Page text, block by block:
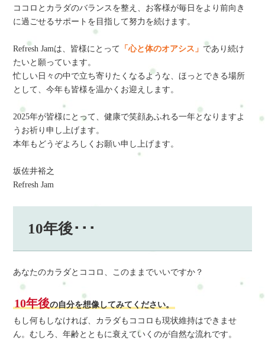
ココロとカラダのバランスを整え、お客様が毎日をより前向き
に過ごせるサポートを目指して努力を続けます。
Refresh Jamは、皆様にとって 「心と体のオアシス」 であり続け
たいと願っています。
忙しい日々の中で立ち寄りたくなるような、ほっとできる場所
として、今年も皆様を温かくお迎えします。
2025年が皆様にとって、健康で笑顔あふれる一年となりますよ
うお祈り申し上げます。
本年もどうぞよろしくお願い申し上げます。
坂佐井裕之
Refresh Jam
10年後･･･
あなたのカラダとココロ、このままでいいですか？
10年後の自分を想像してみてください。
もし何もしなければ、カラダもココロも現状維持はできませ
ん。むしろ、年齢とともに衰えていくのが自然な流れです。